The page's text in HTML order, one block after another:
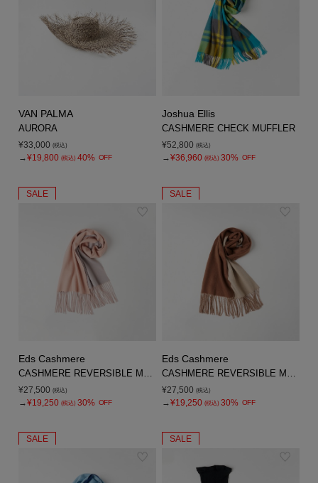
VAN PALMA
AURORA
¥33,000 (税込)
→¥19,800 (税込) 40% OFF
Joshua Ellis
CASHMERE CHECK MUFFLER
¥52,800 (税込)
→¥36,960 (税込) 30% OFF
SALE
Eds Cashmere
¥27,500 (税込)
→¥19,250 (税込) 30% OFF
SALE
Eds Cashmere
¥27,500 (税込)
→¥19,250 (税込) 30% OFF
SALE SALE